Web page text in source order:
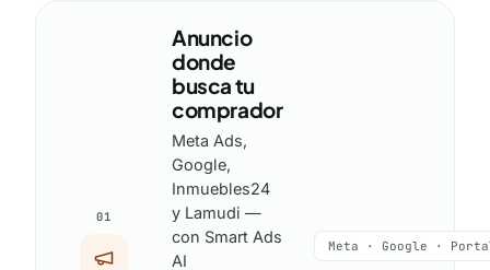
01
Anuncio
donde
busca tu
comprador
Meta Ads,
Google,
Inmuebles24
y Lamudi —
con Smart Ads
AI
Meta · Google ·